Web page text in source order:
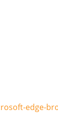
edge-